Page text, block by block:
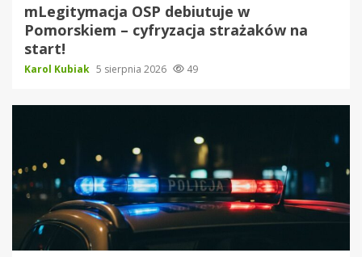
mLegitymacja OSP debiutuje w
Pomorskiem – cyfryzacja strażaków na
start!
Karol Kubiak 5 sierpnia 2026 49